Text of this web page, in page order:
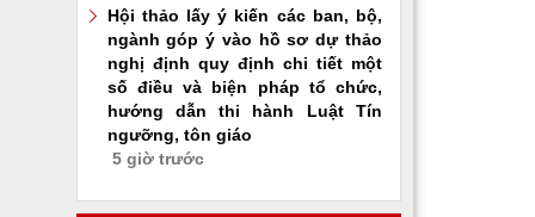
Hội thảo lấy ý kiến các ban, bộ,
ngành góp ý vào hồ sơ dự thảo
nghị định quy định chi tiết một
số điều và biện pháp tổ chức,
hướng dẫn thi hành Luật Tín
ngưỡng, tôn giáo
5 giờ trước